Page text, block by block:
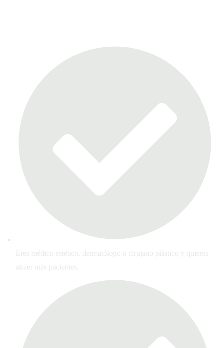
Eres médico estético, dermatólogo o cirujano plástico y quieres
atraer más pacientes.